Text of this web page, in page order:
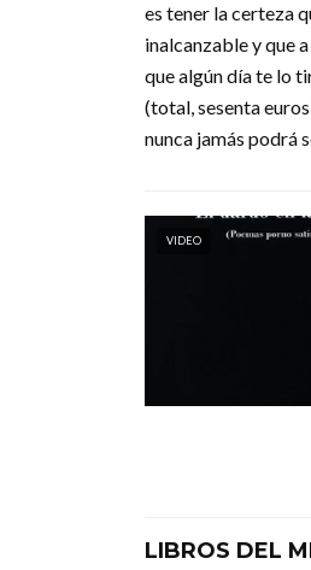
es tener la certeza
inalcanzable y que
que algún día te lo
(total, sesenta
nunca jamás podrá
VIDEO
LIBROS DEL